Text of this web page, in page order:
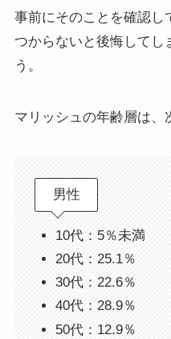
事前にそのことを確認し
つからないと後悔してし
う。
マリッシュの年齢層は、
男性
10代：5％未満
20代：25.1％
30代：22.6％
40代：28.9％
50代：12.9％